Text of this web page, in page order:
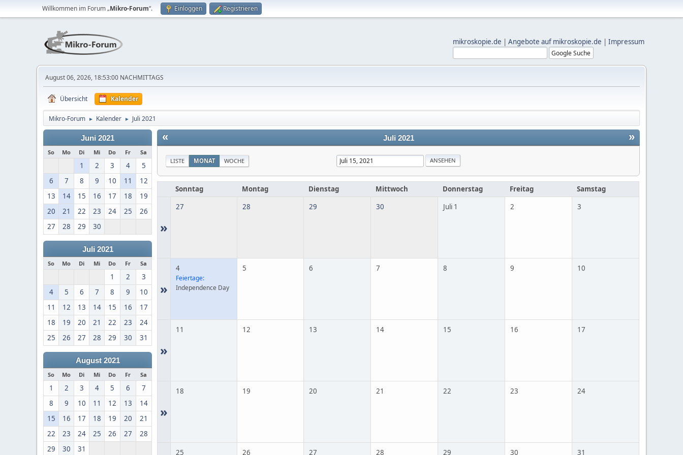
Willkommen im Forum „Mikro-Forum“. Einloggen Registrieren
mikroskopie.de | Angebote auf mikroskopie.de | Impressum
August 06, 2026, 18:53:00 NACHMITTAGS
Übersicht Kalender
Mikro-Forum ► Kalender ► Juli 2021
Juni 2021
So Mo Di Mi Do Fr Sa
1 2 3 4
5
6
7 8 9 10 11
12
13
14 15 16 17 18
19
20
21 22 23 24 25
26
27
28 29 30
Juli 2021
So Mo Di Mi Do Fr Sa
1 2
3
4
5 6 7 8 9
10
11
12 13 14 15 16
17
18
19 20 21 22 23
24
25
26 27 28 29 30 31
August 2021
So Mo Di Mi Do Fr Sa
1 2 3 4 5 6
7
8
9 10 11 12 13
14
15
16 17 18 19 20
21
22
23 24 25 26 27
28
29
30 31
« »
Juli 2021
LISTE MONAT WOCHE
Sonntag Montag Dienstag Mittwoch Donnerstag Freitag Samstag
»
27 28 29 30 Juli 1 2 3
»
4
Feiertage:
Independence Day
5 6 7 8 9 10
»
11 12 13 14 15 16 17
»
18 19 20 21 22 23 24
25 26 27 28 29 30 31